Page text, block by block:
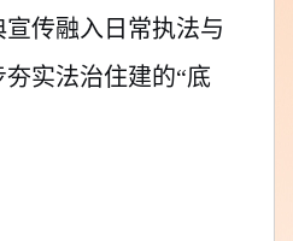
传融入日常执法与
实法治住建的“底